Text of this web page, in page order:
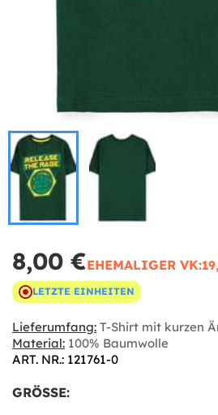
8,00 €EHEMALIGER VK:
LETZTE EINHEITEN
Lieferumfang: T-Shirt mit kurzen
Material: 100% Baumwolle
ART. NR.: 121761-0
GRÖSSE: